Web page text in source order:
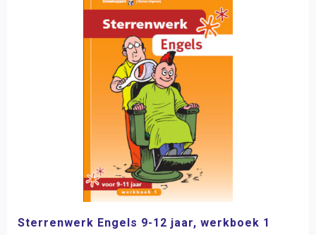
Sterrenwerk Engels 9-12 jaar, werkboek 1